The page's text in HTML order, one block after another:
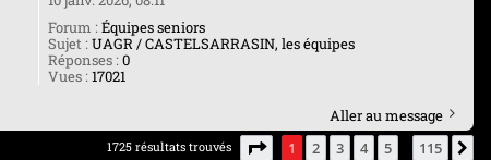
Forum :Équipes seniors
Sujet :UAGR / CASTELSARRASIN, les équipes
Réponses :0
Vues :17021
Aller au message
1725 résultats trouvés Page sur115
1 2 3 4 5 115